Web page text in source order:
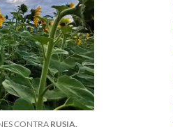
CONTRA RUSIA,